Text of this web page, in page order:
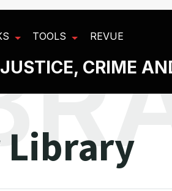
TOOLS REVUE
CRIME
Library